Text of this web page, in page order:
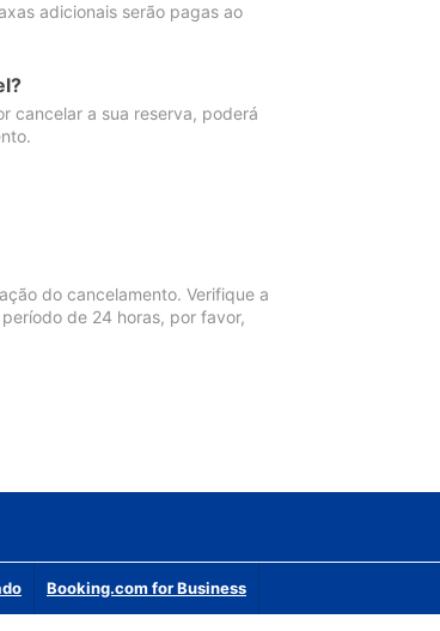
adicionais serão pagas ao
cancelar a sua reserva, poderá
do cancelamento. Verifique a
de 24 horas, por favor,
Booking.com for Business